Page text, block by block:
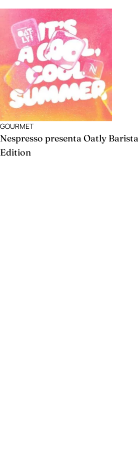
GOURMET
Nespresso presenta Oatly Barista
Edition